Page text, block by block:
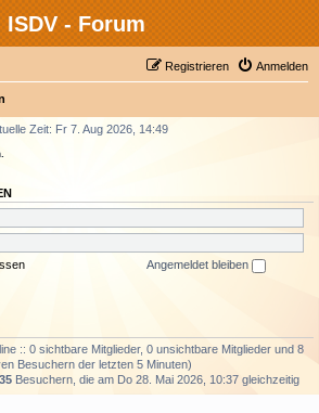
ISDV - Forum
Anmelden
Registrieren
Zeit: Fr 7. Aug 2026, 14:49
Angemeldet bleiben
:: 0 sichtbare Mitglieder, 0 unsichtbare Mitglieder und 8
Besuchern der letzten 5 Minuten)
Besuchern, die am Do 28. Mai 2026, 10:37 gleichzeitig